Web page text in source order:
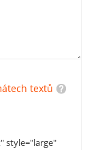
textů
style="large"